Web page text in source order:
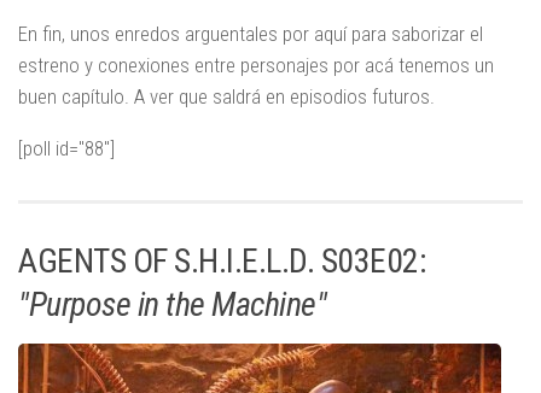
En fin, unos enredos arguentales por aquí para saborizar el
estreno y conexiones entre personajes por acá tenemos un
buen capítulo. A ver que saldrá en episodios futuros.
[poll id="88"]
AGENTS OF S.H.I.E.L.D. S03E02:
"Purpose in the Machine"